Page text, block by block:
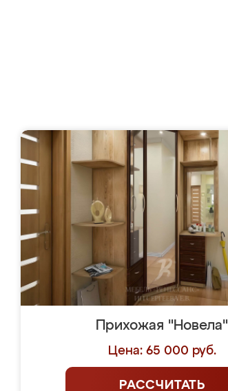
Прихожая "Новела"
Цена: 65 000 руб.
РАССЧИТАТЬ